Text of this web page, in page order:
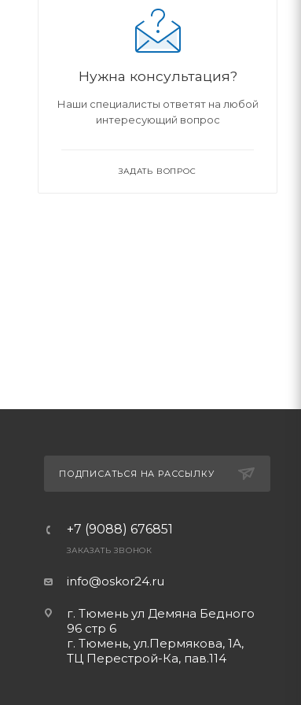
Нужна консультация?
Наши специалисты ответят на любой
интересующий вопрос
ЗАДАТЬ ВОПРОС
ПОДПИСАТЬСЯ НА РАССЫЛКУ
+7 (9088) 676851
ЗАКАЗАТЬ ЗВОНОК
info@oskor24.ru
г. Тюмень ул Демяна Бедного
96 стр 6
г. Тюмень, ул.Пермякова, 1А,
ТЦ Перестрой-Ка, пав.114